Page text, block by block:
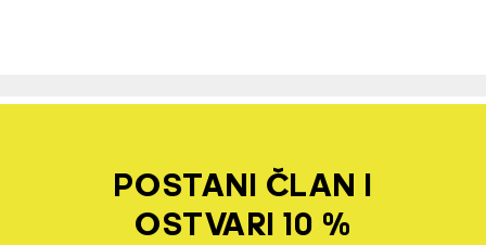
POSTANI ČLAN I
OSTVARI 10 %